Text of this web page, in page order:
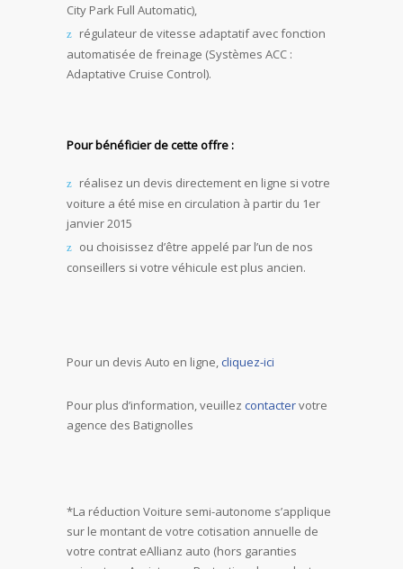
City Park Full Automatic),
régulateur de vitesse adaptatif avec fonction
automatisée de freinage (Systèmes ACC :
Adaptative Cruise Control).
Pour bénéficier de cette offre :
réalisez un devis directement en ligne si votre
voiture a été mise en circulation à partir du 1er
janvier 2015
ou choisissez d’être appelé par l’un de nos
conseillers si votre véhicule est plus ancien.
Pour un devis Auto en ligne,cliquez-ici
Pour plus d’information, veuillez contactervotre
agence des Batignolles
*La réduction Voiture semi-autonome s’applique
sur le montant de votre cotisation annuelle de
votre contrat eAllianz auto (hors garanties